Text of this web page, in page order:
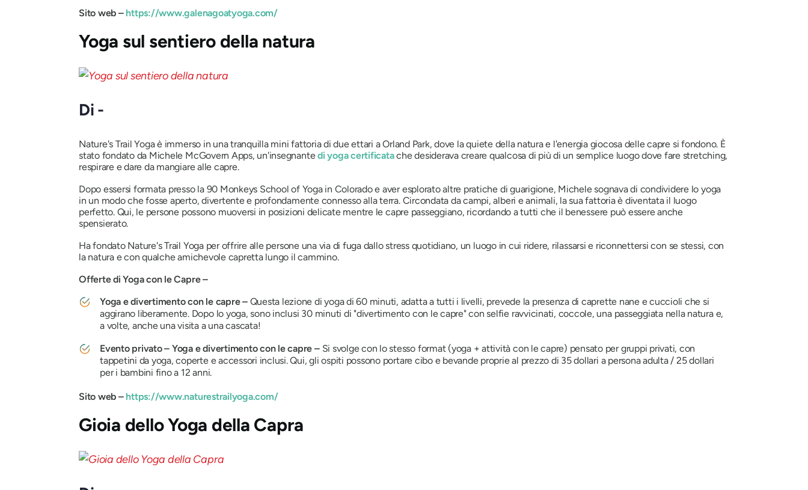
Sito web –https://www.galenagoatyoga.com/
Yoga sul sentiero della natura
Di -
Nature's Trail Yoga è immerso in una tranquilla mini fattoria di due ettari a Orland Park, dove la quiete della natura e l'energia giocosa delle capre si fondono. È
stato fondato da Michele McGovern Apps, un'insegnantedi yoga certificatache desiderava creare qualcosa di più di un semplice luogo dove fare stretching,
respirare e dare da mangiare alle capre.
Dopo essersi formata presso la 90 Monkeys School of Yoga in Colorado e aver esplorato altre pratiche di guarigione, Michele sognava di condividere lo yoga
in un modo che fosse aperto, divertente e profondamente connesso alla terra. Circondata da campi, alberi e animali, la sua fattoria è diventata il luogo
perfetto. Qui, le persone possono muoversi in posizioni delicate mentre le capre passeggiano, ricordando a tutti che il benessere può essere anche
spensierato.
Ha fondato Nature's Trail Yoga per offrire alle persone una via di fuga dallo stress quotidiano, un luogo in cui ridere, rilassarsi e riconnettersi con se stessi, con
la natura e con qualche amichevole capretta lungo il cammino.
Offerte di Yoga con le Capre –
Yoga e divertimento con le capre – Questa lezione di yoga di 60 minuti, adatta a tutti i livelli, prevede la presenza di caprette nane e cuccioli che si
aggirano liberamente. Dopo lo yoga, sono inclusi 30 minuti di "divertimento con le capre" con selfie ravvicinati, coccole, una passeggiata nella natura e,
a volte, anche una visita a una cascata!
Evento privato – Yoga e divertimento con le capre – Si svolge con lo stesso format (yoga + attività con le capre) pensato per gruppi privati, con
tappetini da yoga, coperte e accessori inclusi. Qui, gli ospiti possono portare cibo e bevande proprie al prezzo di 35 dollari a persona adulta / 25 dollari
per i bambini fino a 12 anni.
Sito web –https://www.naturestrailyoga.com/
Gioia dello Yoga della Capra